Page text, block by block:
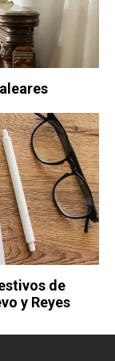
de
y Reyes